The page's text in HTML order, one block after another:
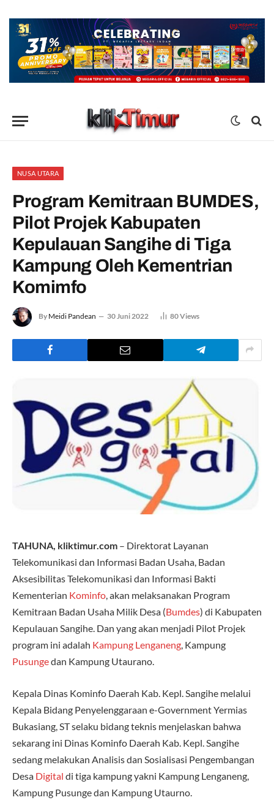
NUSA UTARA
Program Kemitraan BUMDES,
Pilot Projek Kabupaten
Kepulauan Sangihe di Tiga
Kampung Oleh Kementrian
Komimfo
By Meidi Pandean 30 Juni 2022 80Views
TAHUNA, kliktimur.com – Direktorat Layanan
Telekomunikasi dan Informasi Badan Usaha, Badan
Aksesibilitas Telekomunikasi dan Informasi Bakti
Kementerian Kominfo, akan melaksanakan Program
Kemitraan Badan Usaha Milik Desa (Bumdes) di Kabupaten
Kepulauan Sangihe. Dan yang akan menjadi Pilot Projek
program ini adalah Kampung Lenganeng, Kampung
Pusungedan Kampung Utaurano.
Kepala Dinas Kominfo Daerah Kab. Kepl. Sangihe melalui
Kepala Bidang Penyelenggaraan e-Government Yermias
Bukasiang, ST selaku bidang teknis menjelaskan bahwa
sekarang ini Dinas Kominfo Daerah Kab. Kepl. Sangihe
sedang melakukan Analisis dan Sosialisasi Pengembangan
Desa Digital di tiga kampung yakni Kampung Lenganeng,
Kampung Pusunge dan Kampung Utaurno.